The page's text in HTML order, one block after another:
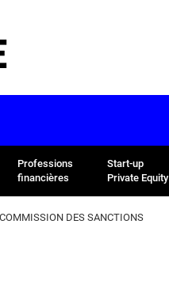
Professions
financières
Start-up
Private Equity
COMMISSION DES SANCTIONS